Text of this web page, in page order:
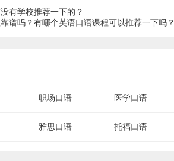
有学校推荐一下的？
谱吗？有哪个英语口语课程可以推荐一下吗？
职场口语 医学口语
雅思口语 托福口语